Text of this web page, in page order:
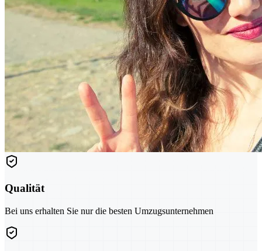
Qualität
Bei uns erhalten Sie nur die besten Umzugsunternehmen